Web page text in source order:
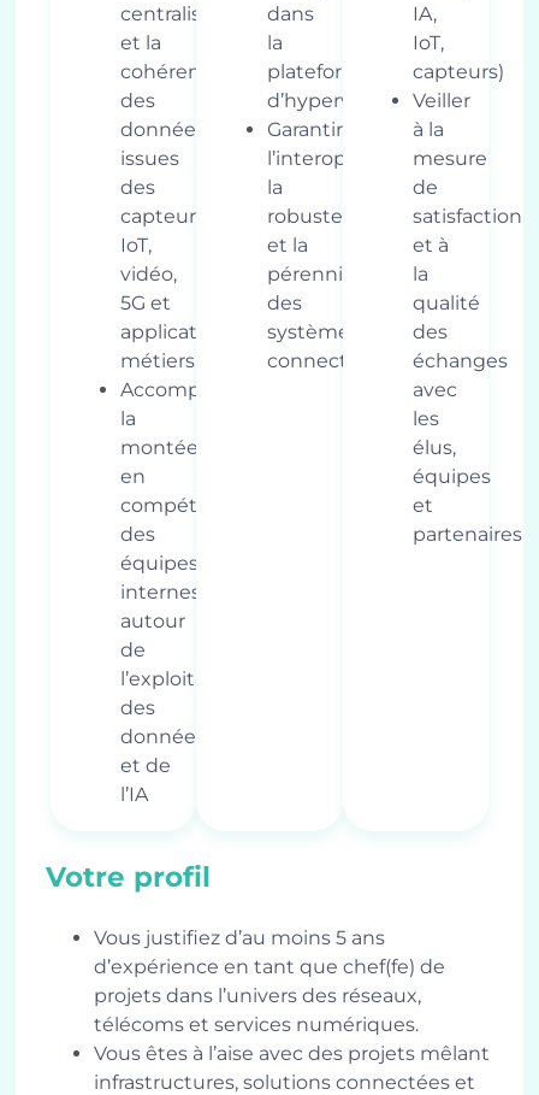
centralisation
et la
cohérence
des
données
issues
des
capteurs,
IoT,
vidéo,
5G et
applications
métiers
Accompagner
la
montée
en
compétences
des
équipes
internes
autour
de
l’exploitation
des
données
et de
l’IA
dans
la
plateforme
d’hypervision
Garantir
l’interopérabilité,
la
robustesse
et la
pérennité
des
systèmes
connectés
IA,
IoT,
capteurs)
Veiller
à la
mesure
de
satisfaction
et à
la
qualité
des
échanges
avec
les
élus,
équipes
et
partenaires
Votre profil
Vous justifiez d’au moins 5 ans
d’expérience en tant que chef(fe) de
projets dans l’univers des réseaux,
télécoms et services numériques.
Vous êtes à l’aise avec des projets mêlant
infrastructures, solutions connectées et